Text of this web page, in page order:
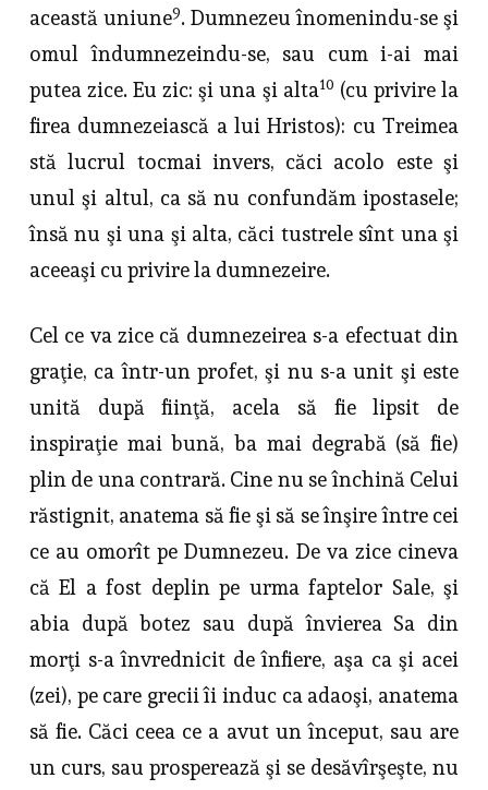
această uniune9. Dumnezeu înomenindu-se şi
omul îndumnezeindu-se, sau cum i-ai mai
putea zice. Eu zic: şi una şi alta10 (cu privire la
firea dumnezeiască a lui Hristos): cu Treimea
stă lucrul tocmai invers, căci acolo este şi
unul şi altul, ca să nu confundăm ipostasele;
însă nu şi una şi alta, căci tustrele sînt una şi
aceeaşi cu privire la dumnezeire.
Cel ce va zice că dumnezeirea s-a efectuat din
graţie, ca într-un profet, şi nu s-a unit şi este
unită după fiinţă, acela să fie lipsit de
inspiraţie mai bună, ba mai degrabă (să fie)
plin de una contrară. Cine nu se închină Celui
răstignit, anatema să fie şi să se înşire între cei
ce au omorît pe Dumnezeu. De va zice cineva
că El a fost deplin pe urma faptelor Sale, şi
abia după botez sau după învierea Sa din
morţi s-a învrednicit de înfiere, aşa ca şi acei
(zei), pe care grecii îi induc ca adaoşi, anatema
să fie. Căci ceea ce a avut un început, sau are
un curs, sau prosperează şi se desăvîrşeşte, nu